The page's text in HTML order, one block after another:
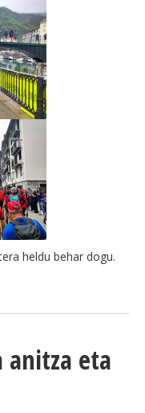
heldu behar dogu.
anitza eta